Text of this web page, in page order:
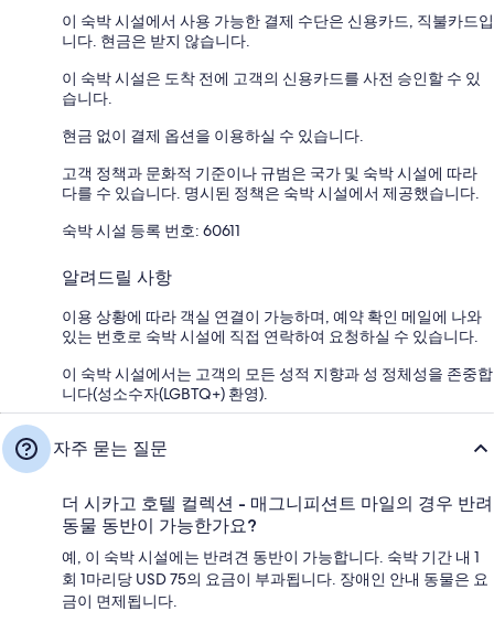
이 숙박 시설에서 사용 가능한 결제 수단은 신용카드, 직불카드입
니다. 현금은 받지 않습니다.
이 숙박 시설은 도착 전에 고객의 신용카드를 사전 승인할 수 있
습니다.
현금 없이 결제 옵션을 이용하실 수 있습니다.
고객 정책과 문화적 기준이나 규범은 국가 및 숙박 시설에 따라
다를 수 있습니다. 명시된 정책은 숙박 시설에서 제공했습니다.
숙박 시설 등록 번호: 60611
알려드릴 사항
이용 상황에 따라 객실 연결이 가능하며, 예약 확인 메일에 나와
있는 번호로 숙박 시설에 직접 연락하여 요청하실 수 있습니다.
이 숙박 시설에서는 고객의 모든 성적 지향과 성 정체성을 존중합
니다(성소수자(LGBTQ+) 환영).
자주 묻는 질문
더 시카고 호텔 컬렉션 - 매그니피션트 마일의 경우 반려
동물 동반이 가능한가요?
예, 이 숙박 시설에는 반려견 동반이 가능합니다. 숙박 기간 내 1
회 1마리당 USD 75의 요금이 부과됩니다. 장애인 안내 동물은 요
금이 면제됩니다.